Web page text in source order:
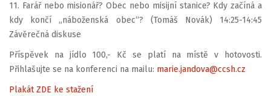
11. Farář nebo misionář? Obec nebo misijní stanice? Kdy začíná a
kdy končí „náboženská obec“? (Tomáš Novák) 14:25-14:45
Závěrečná diskuse
Příspěvek na jídlo 100,- Kč se platí na místě v hotovosti.
Přihlašujte se na konferenci na mailu: marie.jandova@ccsh.cz
Plakát ZDE ke stažení